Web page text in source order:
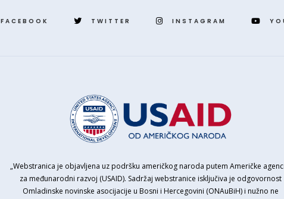
FACEBOOK TWITTER INSTAGRAM
„Webstranica je objavljena uz podršku američkog naroda putem Američke
za međunarodni razvoj (USAID). Sadržaj webstranice isključiva je odgovornost
Omladinske novinske asocijacije u Bosni i Hercegovini (ONAuBiH) i nužno ne